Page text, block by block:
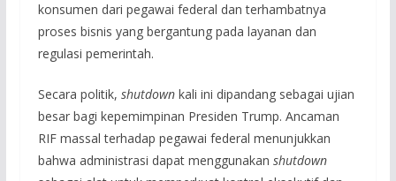
konsumen dari pegawai federal dan terhambatnya
proses bisnis yang bergantung pada layanan dan
regulasi pemerintah.
Secara politik, shutdownkali ini dipandang sebagai ujian
besar bagi kepemimpinan Presiden Trump. Ancaman
RIF massal terhadap pegawai federal menunjukkan
bahwa administrasi dapat menggunakan shutdown